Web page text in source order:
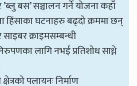
बस’ सञ्चालन गर्ने योजना कहाँ
हिंसाका घटनाहरु बढ्दो क्रममा छन्
क्राइमसम्बन्धी
लागि नभई प्रतिशोध साध्ने
पलायनः निर्माण